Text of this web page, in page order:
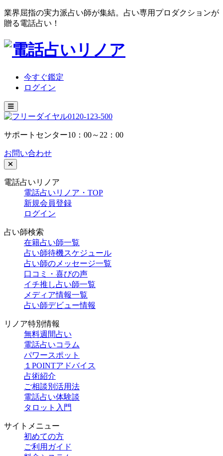
業界屈指の実力派占い師が集結。占い専用プロダクションが
贈る電話占い！
今すぐ鑑定
ログイン
0120-123-500
サポートセンター10：00～22：00
お問い合わせ
電話占いリノア
電話占いリノア・TOP
新規会員登録
ログイン
占い師検索
在籍占い師一覧
占い師待機スケジュール
占い師のメッセージ一覧
口コミ・喜びの声
イチ推し占い師一覧
メディア情報一覧
占い師デビュー情報
リノア特別情報
無料週間占い
電話占いコラム
パワースポット
１POINTアドバイス
占術紹介
ご相談別活用法
電話占い体験談
タロット入門
サイトメニュー
初めての方
ご利用ガイド